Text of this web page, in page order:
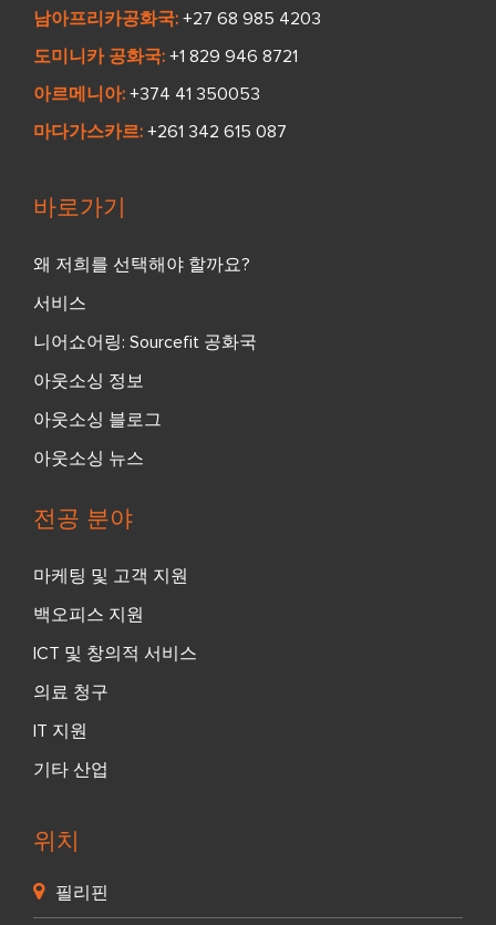
남아프리카공화국: +27 68 985 4203
도미니카 공화국: +1 829 946 8721
아르메니아: +374 41 350053
마다가스카르: +261 342 615 087
바로가기
왜 저희를 선택해야 할까요?
서비스
니어쇼어링: Sourcefit 공화국
아웃소싱 정보
아웃소싱 블로그
아웃소싱 뉴스
전공 분야
마케팅 및 고객 지원
백오피스 지원
ICT 및 창의적 서비스
의료 청구
IT 지원
기타 산업
위치
필리핀